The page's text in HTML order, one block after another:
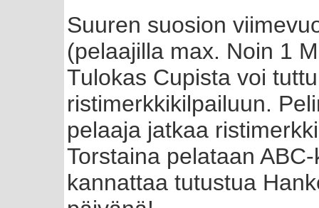
Suuren suosion
(pelaajilla max. Noin 1
Tulokas Cupista voi
ristimerkkikilpailuun.
pelaaja jatkaa
Torstaina pelataan
kannattaa tutustua